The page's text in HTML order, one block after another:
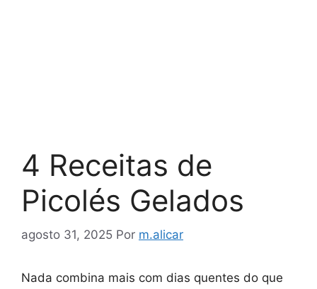
4 Receitas de
Picolés Gelados
agosto 31, 2025 Por m.alicar
Nada combina mais com dias quentes do que